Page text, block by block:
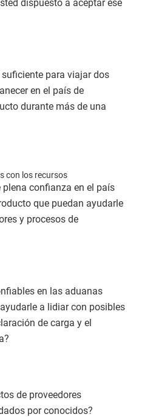
dispuesto a aceptar ese
para viajar dos
en el país de
durante más de una
con los recursos
confianza en el país
que puedan ayudarle
y procesos de
en las aduanas
a lidiar con posibles
de carga y el
de proveedores
por conocidos?